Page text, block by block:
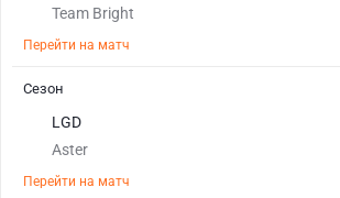
Team Bright
Перейти на матч
LGD
Aster
Перейти на матч
Сезон